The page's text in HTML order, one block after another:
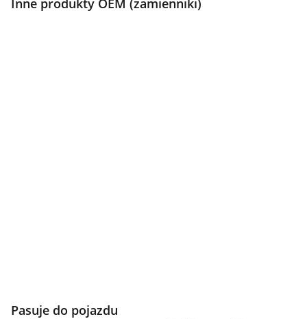
Inne produkty OEM (zamienniki)
Pasuje do pojazdu